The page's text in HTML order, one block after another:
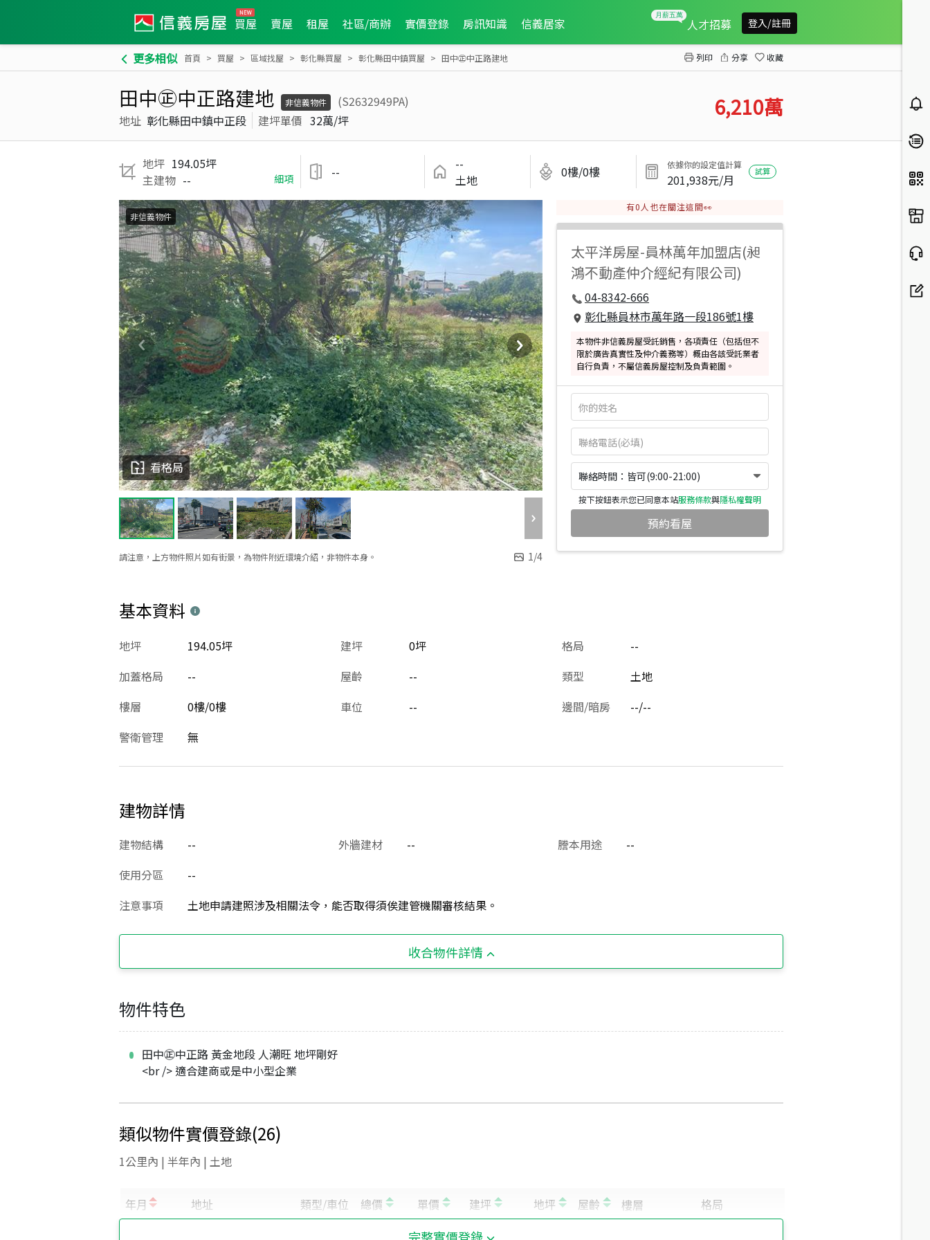
買屋 賣屋 租屋 社區/商辦 實價登錄 房訊知識 信義居家 人才招募 登入/註冊
更多相似 首頁 買屋 區域找屋 彰化縣買屋 彰化縣田中鎮買屋 田中㊣中正路建地 列印 分享 收藏
田中㊣中正路建地 非信義物件
(S2632949PA)
地址 彰化縣田中鎮中正段 建坪單價 32萬/坪 6,210萬
地坪 194.05坪
主建物 -- 細項 --
--
土地
0樓/0樓 依據你的設定值計算
201,938元/月
試算
請注意，上方物件照片如有街景，為物件附近環境介紹，非物件本身。 1/4
看格局
非信義物件
有0 人也在關注這間👀
太平洋房屋-員林萬年加盟店(昶
鴻不動產仲介經紀有限公司)
04-8342-666
彰化縣員林市萬年路一段186號1樓
本物件非信義房屋受託銷售，各項責任（包括但不
限於廣告真實性及仲介義務等）概由各該受託業者
自行負責，不屬信義房屋控制及負責範圍。
聯絡時間：皆可(9:00-21:00)
按下按鈕表示您已同意本站服務條款與隱私權聲明
預約看屋
基本資料
建坪 0坪
地坪 194.05坪 格局
--
加蓋格局
-- 屋齡 -- 類型
土地
樓層
0樓/0樓 車位 -- 邊間/暗房
--/--
警衛管理
無
建物詳情
建物結構 -- 外牆建材 -- 謄本用途
--
使用分區
--
注意事項
土地申請建照涉及相關法令，能否取得須俟建管機關審核結果。
收合物件詳情
物件特色
田中㊣中正路 黃金地段 人潮旺 地坪剛好
<br /> 適合建商或是中小型企業
類似物件實價登錄(26)
1公里內 | 半年內 | 土地